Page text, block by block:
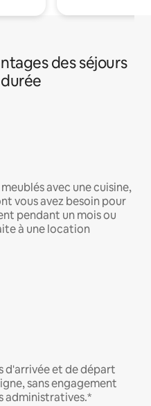
des séjours
avec une cuisine,
vous avez besoin pour
pendant un mois ou
à une location
d'arrivée et de départ
sans engagement
administratives.*